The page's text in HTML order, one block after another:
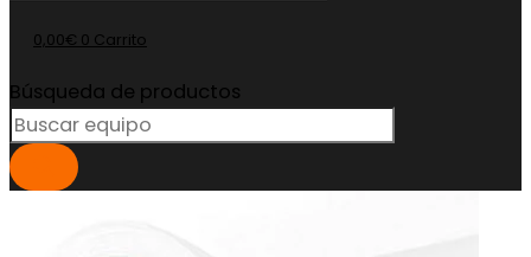
0,00€ 0 Carrito
Búsqueda de productos